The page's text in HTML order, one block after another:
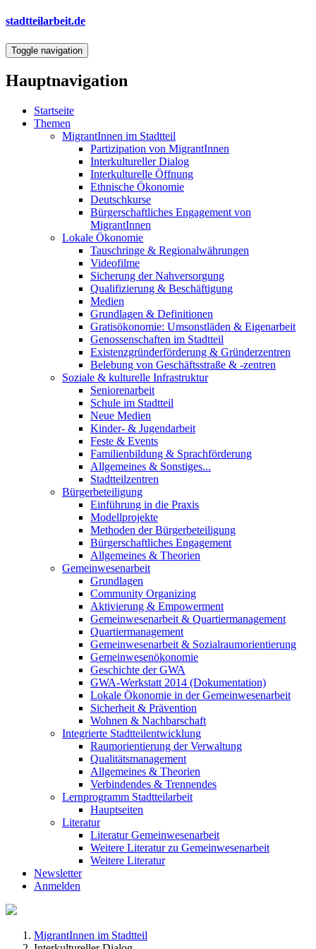
Direkt
Inhalt
stadtteilarbeit.de
Toggle navigation
Hauptnavigation
Startseite
Themen
MigrantInnen im Stadtteil
Partizipation von MigrantInnen
Interkultureller Dialog
Interkulturelle Öffnung
Ethnische Ökonomie
Deutschkurse
Bürgerschaftliches Engagement von
MigrantInnen
Lokale Ökonomie
Tauschringe & Regionalwährungen
Videofilme
Sicherung der Nahversorgung
Qualifizierung & Beschäftigung
Medien
Grundlagen & Definitionen
Gratisökonomie: Umsonstläden & Eigenarbeit
Genossenschaften im Stadtteil
Existenzgründerförderung & Gründerzentren
Belebung von Geschäftsstraße & -zentren
Soziale & kulturelle Infrastruktur
Seniorenarbeit
Schule im Stadtteil
Neue Medien
Kinder- & Jugendarbeit
Feste & Events
Familienbildung & Sprachförderung
Allgemeines & Sonstiges...
Stadtteilzentren
Bürgerbeteiligung
Einführung in die Praxis
Modellprojekte
Methoden der Bürgerbeteiligung
Bürgerschaftliches Engagement
Allgemeines & Theorien
Gemeinwesenarbeit
Grundlagen
Community Organizing
Aktivierung & Empowerment
Gemeinwesenarbeit & Quartiermanagement
Quartiermanagement
Gemeinwesenarbeit & Sozialraumorientierung
Gemeinwesenökonomie
Geschichte der GWA
GWA-Werkstatt 2014 (Dokumentation)
Lokale Ökonomie in der Gemeinwesenarbeit
Sicherheit & Prävention
Wohnen & Nachbarschaft
Integrierte Stadtteilentwicklung
Raumorientierung der Verwaltung
Qualitätsmanagement
Allgemeines & Theorien
Verbindendes & Trennendes
Lernprogramm Stadtteilarbeit
Hauptseiten
Literatur
Literatur Gemeinwesenarbeit
Weitere Literatur zu Gemeinwesenarbeit
Weitere Literatur
Newsletter
Anmelden
MigrantInnen im Stadtteil